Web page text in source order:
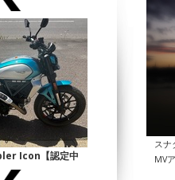
Icon【認定中
スナ
MV